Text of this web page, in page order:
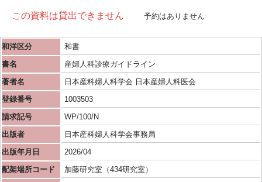
この資料は貸出できません 予約はありません
和洋区分
和書
書名
産婦人科診療ガイドライン
著者名
日本産科婦人科学会 日本産婦人科医会
登録番号
1003503
請求記号
WP/100/N
出版者
日本産科婦人科学会事務局
出版年月日
2026/04
配架場所コード
加藤研究室（434研究室）